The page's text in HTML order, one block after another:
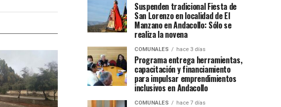
Suspenden tradicional Fiesta de
San Lorenzo en localidad de El
Manzano en Andacollo: Sólo se
realiza la novena
COMUNALES hace 3 días
Programa entrega herramientas,
capacitación y financiamiento
para impulsar emprendimientos
inclusivos en Andacollo
COMUNALES hace 7 días